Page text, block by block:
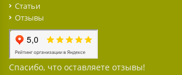
Статьи
Отзывы
Спасибо, что оставляете отзывы!